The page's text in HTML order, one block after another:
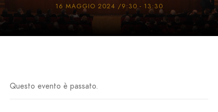
16 MAGGIO 2024 /9:30- 13:30
Questo evento è passato.